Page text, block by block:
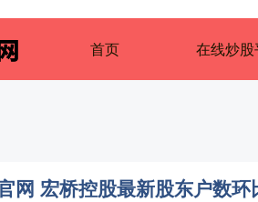
首页 在线炒
网 宏桥控股最新股东户数